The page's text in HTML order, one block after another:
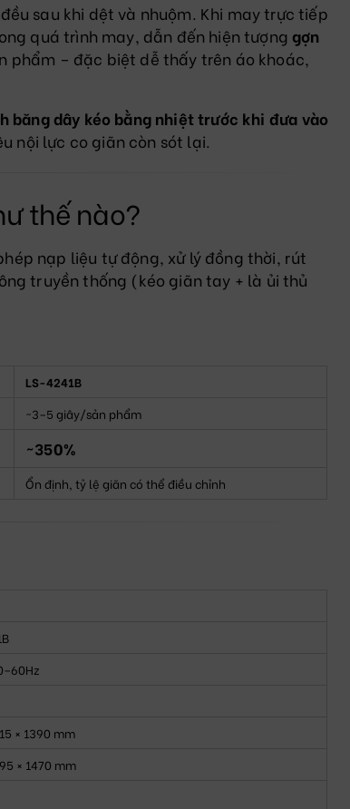
sau khi dệt và nhuộm. Khi may trực tiếp
quá trình may, dẫn đến hiện tượng gợn
phẩm – đặc biệt dễ thấy trên áo khoác,
băng dây kéo bằng nhiệt trước khi đưa vào
nội lực co giãn còn sót lại.
thế nào?
nạp liệu tự động, xử lý đồng thời, rút
truyền thống (kéo giãn tay + là ủi thủ
LS-4241B
~3–5 giây/sản phẩm
~350%
Ổn định, tỷ lệ giãn có thể điều chỉnh
× 1390 mm
× 1470 mm